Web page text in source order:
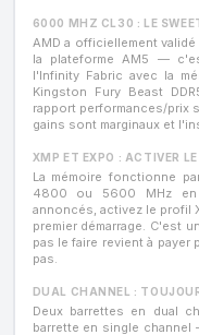
6000 MHZ CL30 : LE
AMD a officiellement
la plateforme AM5 —
l'Infinity Fabric avec la
Kingston Fury Beast
rapport performances/prix
gains sont marginaux et
XMP ET EXPO : ACTIVER
La mémoire fonctionne
4800 ou 5600 MHz en
annoncés, activez le profil
premier démarrage. C'est
pas le faire revient à
pas.
DUAL CHANNEL :
Deux barrettes en dual
barrette en single